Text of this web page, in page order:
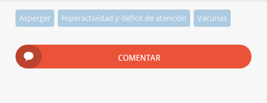
Asperger Hiperactividad y déficit de atención Vacunas
COMENTAR